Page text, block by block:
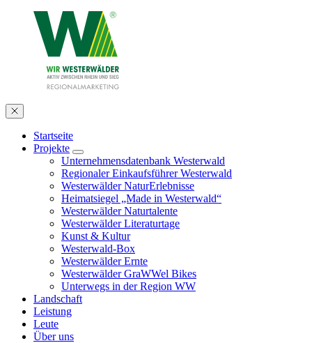
Startseite
Projekte
Unternehmensdatenbank Westerwald
Regionaler Einkaufsführer Westerwald
Westerwälder NaturErlebnisse
Heimatsiegel „Made in Westerwald“
Westerwälder Naturtalente
Westerwälder Literaturtage
Kunst & Kultur
Westerwald-Box
Westerwälder Ernte
Westerwälder GraWWel Bikes
Unterwegs in der Region WW
Landschaft
Leistung
Leute
Über uns